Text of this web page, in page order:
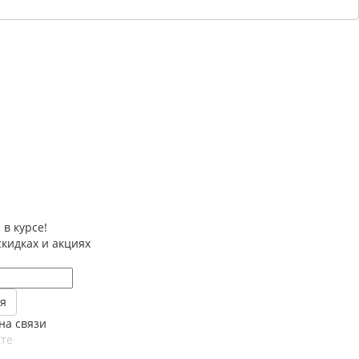
в курсе!
и акциях
связи